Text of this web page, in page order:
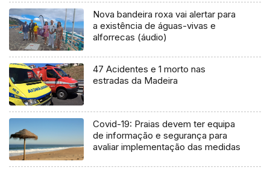
Nova bandeira roxa vai alertar para
a existência de águas-vivas e
alforrecas (áudio)
47 Acidentes e 1 morto nas
estradas da Madeira
Covid-19: Praias devem ter equipa
de informação e segurança para
avaliar implementação das medidas